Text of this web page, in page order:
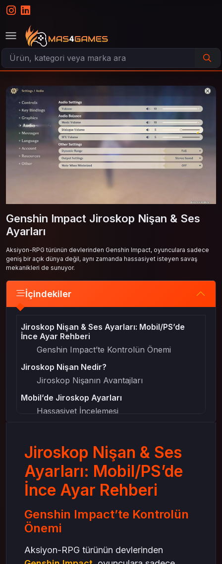
Genshin Impact Jiroskop Nişan & Ses
Ayarları
Aksiyon-RPG türünün devlerinden Genshin Impact, oyunculara sadece
geniş bir açık dünya değil, aynı zamanda hassasiyet isteyen savaş
mekanikleri de sunuyor.
İçindekiler
Jiroskop Nişan & Ses Ayarları: Mobil/PS’de
İnce Ayar Rehberi
Genshin Impact’te Kontrolün Önemi
Jiroskop Nişan Nedir?
Jiroskop Nişanın Avantajları
Mobil’de Jiroskop Ayarları
Hassasiyet İncelemesi
DualSense Ayarları
Ses Ayarlarının Önemi
Kulaklık Kullanımı
Ses Dengesi
Genshin Impact’te Ayarların Stratejik Katkısı
Crystal satın al & Oynanış Dengesi
İnce Ayar İpuçları
Mobil için:
Jiroskop Nişan & Ses
Ayarları: Mobil/PS’de
İnce Ayar Rehberi
Genshin Impact’te Kontrolün
Önemi
Aksiyon-RPG türünün devlerinden